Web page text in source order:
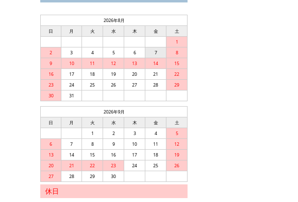
2026年8月
日
月 火 水 木 金
土
1
2
3 4 5 6 7
8
9
10 11 12 13 14
15
16
17 18 19 20 21
22
23
24 25 26 27 28
29
30
31
2026年9月
日
月 火 水 木 金
土
1
2 3 4
5
6
7 8 9 10 11
12
13
14 15 16 17 18
19
20
21 22 23 24 25
26
27
28 29 30
休日